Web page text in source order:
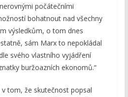
počátečními
bohatnout nad všechny
výsledkům, o tom dnes
sám Marx to nepokládal
svého vlastního vyjádření
buržoazních ekonomů.“
tom, že skutečnost popsal